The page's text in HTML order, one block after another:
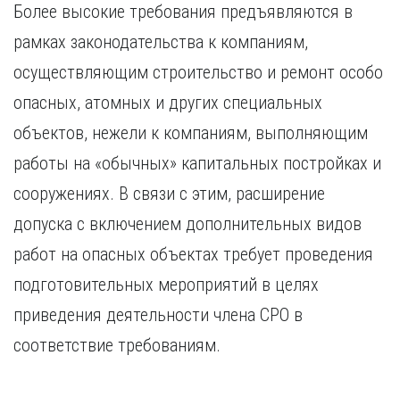
Более высокие требования предъявляются в
рамках законодательства к компаниям,
осуществляющим строительство и ремонт особо
опасных, атомных и других специальных
объектов, нежели к компаниям, выполняющим
работы на «обычных» капитальных постройках и
сооружениях. В связи с этим, расширение
допуска с включением дополнительных видов
работ на опасных объектах требует проведения
подготовительных мероприятий в целях
приведения деятельности члена СРО в
соответствие требованиям.